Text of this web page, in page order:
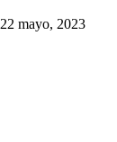
22 mayo, 2023